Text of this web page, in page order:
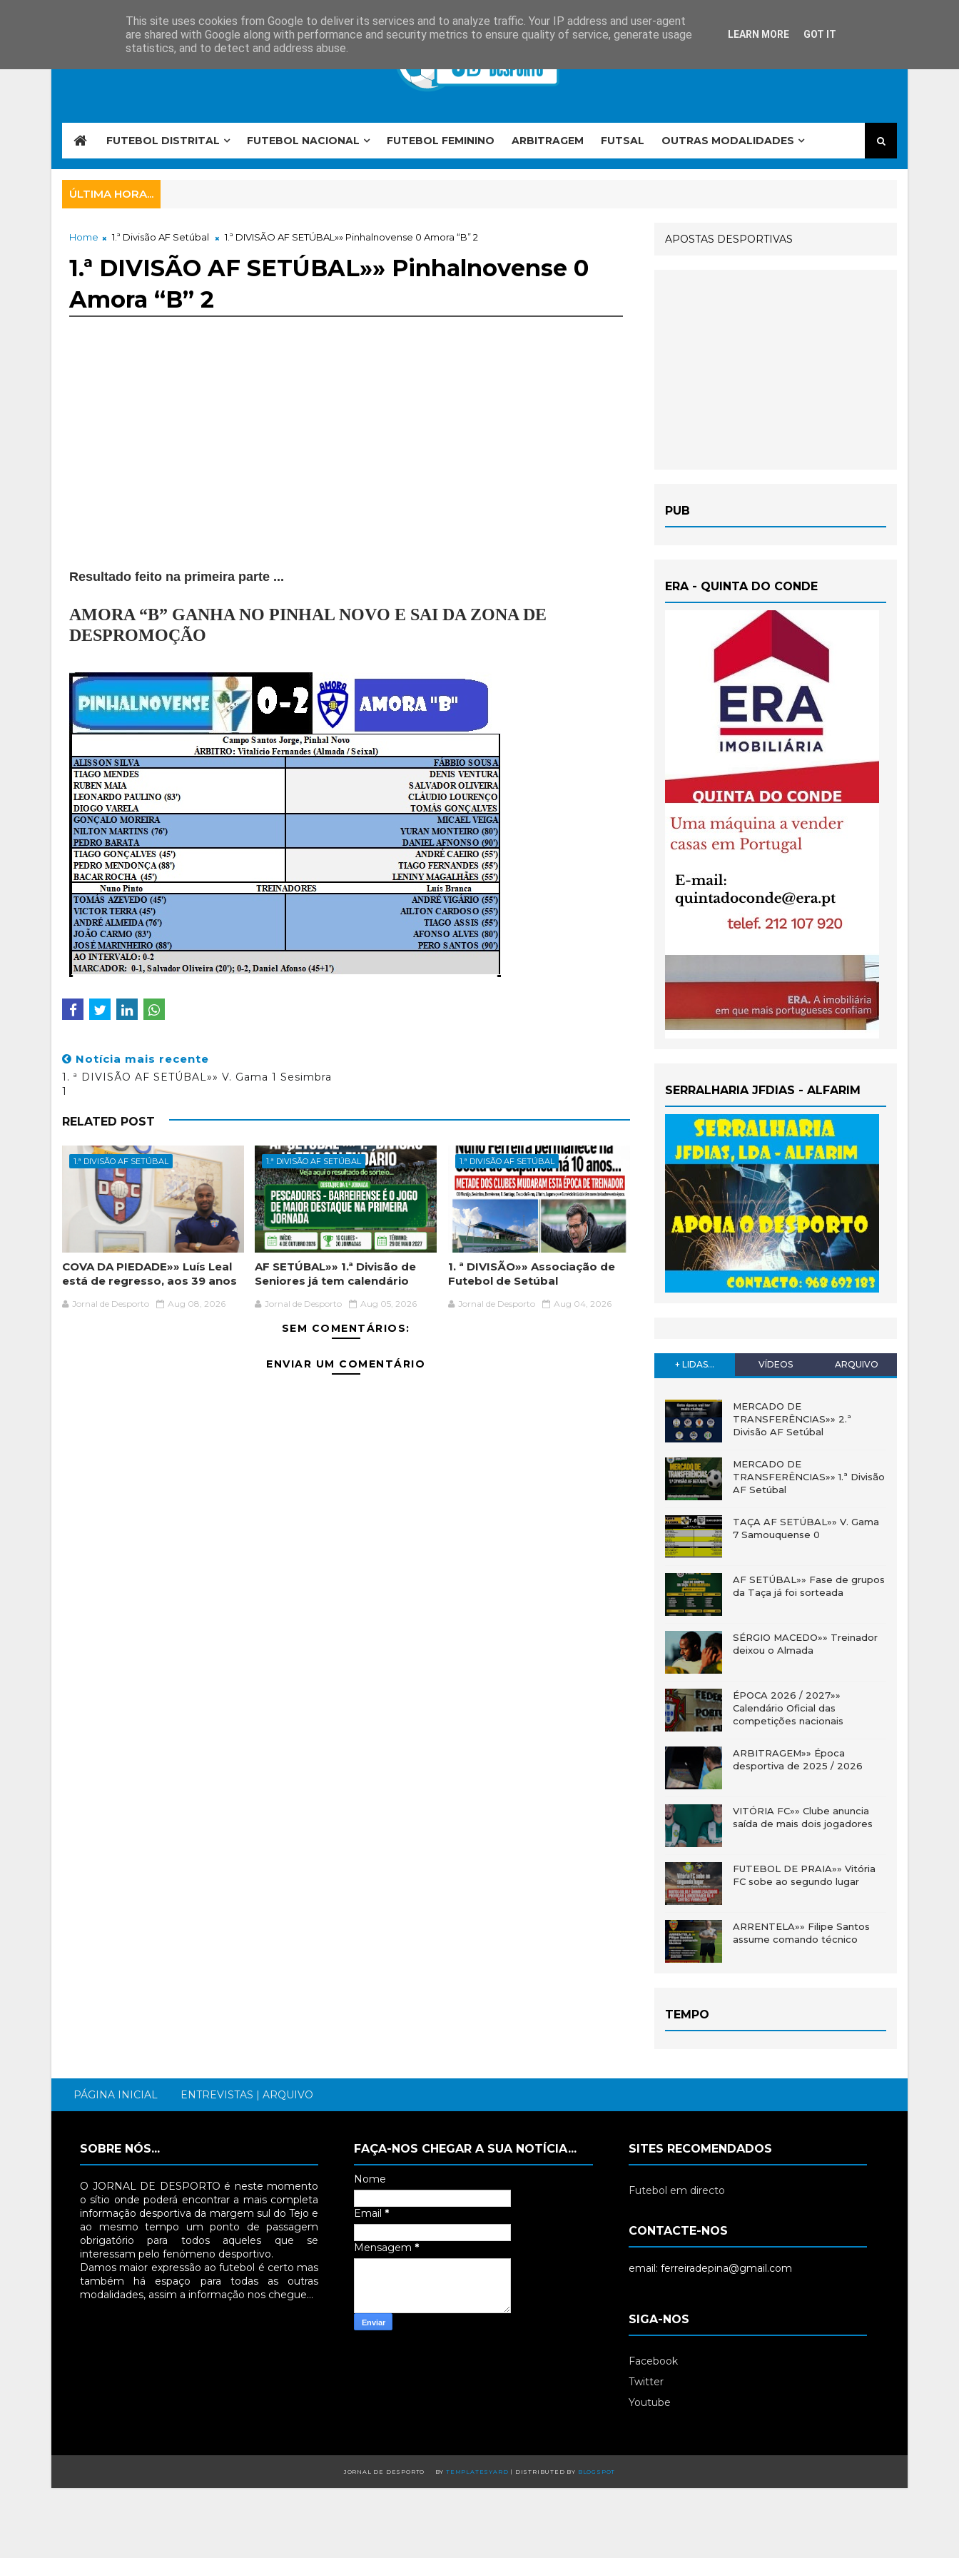
FUTEBOL DISTRITAL FUTEBOL NACIONAL FUTEBOL FEMININO ARBITRAGEM FUTSAL OUTRAS MODALIDADES
ÚLTIMA HORA...
Home 1.ª Divisão AF Setúbal 1.ª DIVISÃO AF SETÚBAL»» Pinhalnovense 0 Amora “B” 2
1.ª DIVISÃO AF SETÚBAL»» Pinhalnovense 0
Amora “B” 2
Resultado feito na primeira parte ...
AMORA “B” GANHA NO PINHAL NOVO E SAI DA ZONA DE
DESPROMOÇÃO
Notícia mais recente
1. ª DIVISÃO AF SETÚBAL»» V. Gama 1 Sesimbra
1
RELATED POST
1.ª DIVISÃO AF SETÚBAL
COVA DA PIEDADE»» Luís Leal
está de regresso, aos 39 anos
Jornal de Desporto Aug 08, 2026
1.ª DIVISÃO AF SETÚBAL
AF SETÚBAL»» 1.ª Divisão de
Seniores já tem calendário
Jornal de Desporto Aug 05, 2026
1.ª DIVISÃO AF SETÚBAL
1. ª DIVISÃO»» Associação de
Futebol de Setúbal
Jornal de Desporto Aug 04, 2026
SEM COMENTÁRIOS:
ENVIAR UM COMENTÁRIO
APOSTAS DESPORTIVAS
PUB
ERA - QUINTA DO CONDE
SERRALHARIA JFDIAS - ALFARIM
+ LIDAS... VÍDEOS ARQUIVO
MERCADO DE
TRANSFERÊNCIAS»» 2.ª
Divisão AF Setúbal
MERCADO DE
TRANSFERÊNCIAS»» 1.ª Divisão
AF Setúbal
TAÇA AF SETÚBAL»» V. Gama
7 Samouquense 0
AF SETÚBAL»» Fase de grupos
da Taça já foi sorteada
SÉRGIO MACEDO»» Treinador
deixou o Almada
ÉPOCA 2026 / 2027»»
Calendário Oficial das
competições nacionais
ARBITRAGEM»» Época
desportiva de 2025 / 2026
VITÓRIA FC»» Clube anuncia
saída de mais dois jogadores
FUTEBOL DE PRAIA»» Vitória
FC sobe ao segundo lugar
ARRENTELA»» Filipe Santos
assume comando técnico
TEMPO
PÁGINA INICIAL ENTREVISTAS | ARQUIVO
SOBRE NÓS...
O JORNAL DE DESPORTO é neste momento
o sítio onde poderá encontrar a mais completa
informação desportiva da margem sul do Tejo e
ao mesmo tempo um ponto de passagem
obrigatório para todos aqueles que se
interessam pelo fenómeno desportivo.
Damos maior expressão ao futebol é certo mas
também há espaço para todas as outras
modalidades, assim a informação nos chegue…
FAÇA-NOS CHEGAR A SUA NOTÍCIA...
Nome
Email *
Mensagem *
SITES RECOMENDADOS
Futebol em directo
CONTACTE-NOS
email: ferreiradepina@gmail.com
SIGA-NOS
Facebook
Twitter
Youtube
JORNAL DE DESPORTO BY TEMPLATESYARD | DISTRIBUTED BY BLOGSPOT
This site uses cookies from Google to deliver its services and to analyze traffic. Your IP address and user-agent
are shared with Google along with performance and security metrics to ensure quality of service, generate usage
statistics, and to detect and address abuse.
LEARN MORE GOT IT